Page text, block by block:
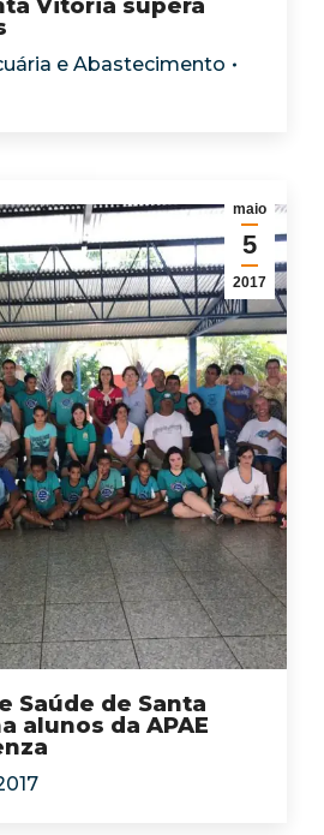
Vitória supera
e Abastecimento
maio
5
2017
Saúde de Santa
alunos da APAE